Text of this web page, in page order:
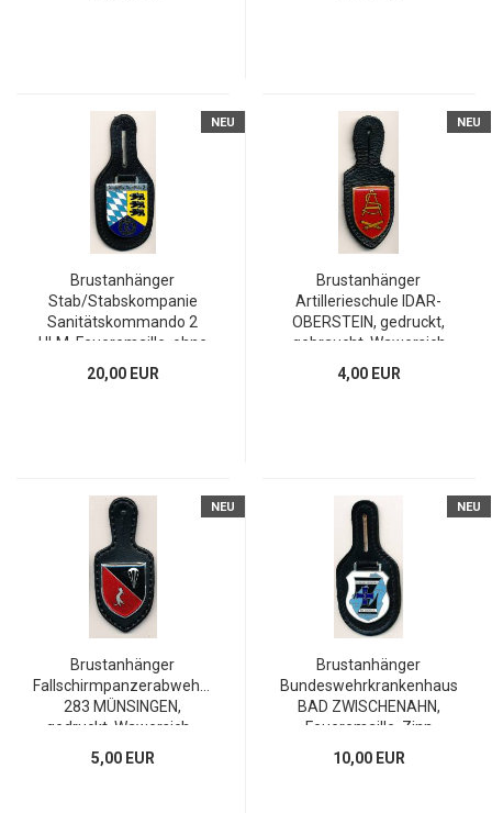
NEU
Brustanhänger
Stab/Stabskompanie
Sanitätskommando 2
ULM, Feueremaille, ohne
...
20,00 EUR
NEU
Brustanhänger
Artillerieschule IDAR-
OBERSTEIN, gedruckt,
gebraucht, Wawersich
4,00 EUR
NEU
Brustanhänger
Fallschirmpanzerabwehrbataillon
283 MÜNSINGEN,
gedruckt, Wawersich...
5,00 EUR
NEU
Brustanhänger
Bundeswehrkrankenhaus
BAD ZWISCHENAHN,
Feueremaille, Zinn
10,00 EUR